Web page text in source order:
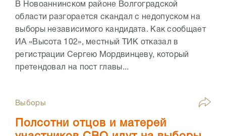
В Новоаннинском районе Волгоградской
области разгорается скандал с недопуском на
выборы независимого кандидата. Как сообщает
ИА «Высота 102», местный ТИК отказал в
регистрации Сергею Мордвинцеву, который
претендовал на пост главы...
Выборы
Полсотни отцов и матерей